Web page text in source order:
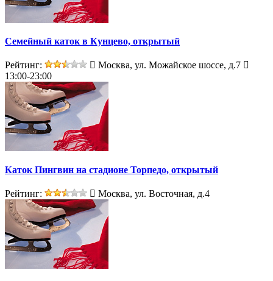
Семейный каток в Кунцево, открытый
Рейтинг:
Москва, ул. Можайское шоссе, д.7
13:00-23:00
Каток Пингвин на стадионе Торпедо, открытый
Рейтинг: Москва, ул. Восточная, д.4